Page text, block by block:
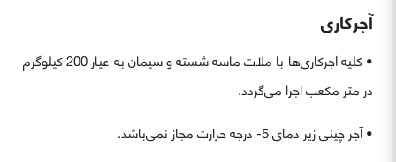
آجرکاری
• کلیه آجرکاری‌ها با ملات ماسه شسته و سیمان به عیار 200 کیلوگرم
در متر مکعب اجرا می‌گردد.
• آجر چینی زیر دمای 5- درجه حرارت مجاز نمی‌باشد.